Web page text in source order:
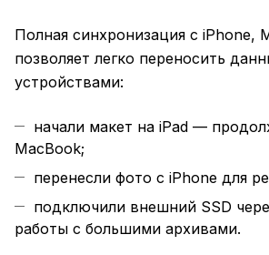
Полная синхронизация с iPhone,
позволяет легко переносить
устройствами:
начали макет на iPad —
MacBook;
перенесли фото с iPhone для
подключили внешний SSD
работы с большими архивами.